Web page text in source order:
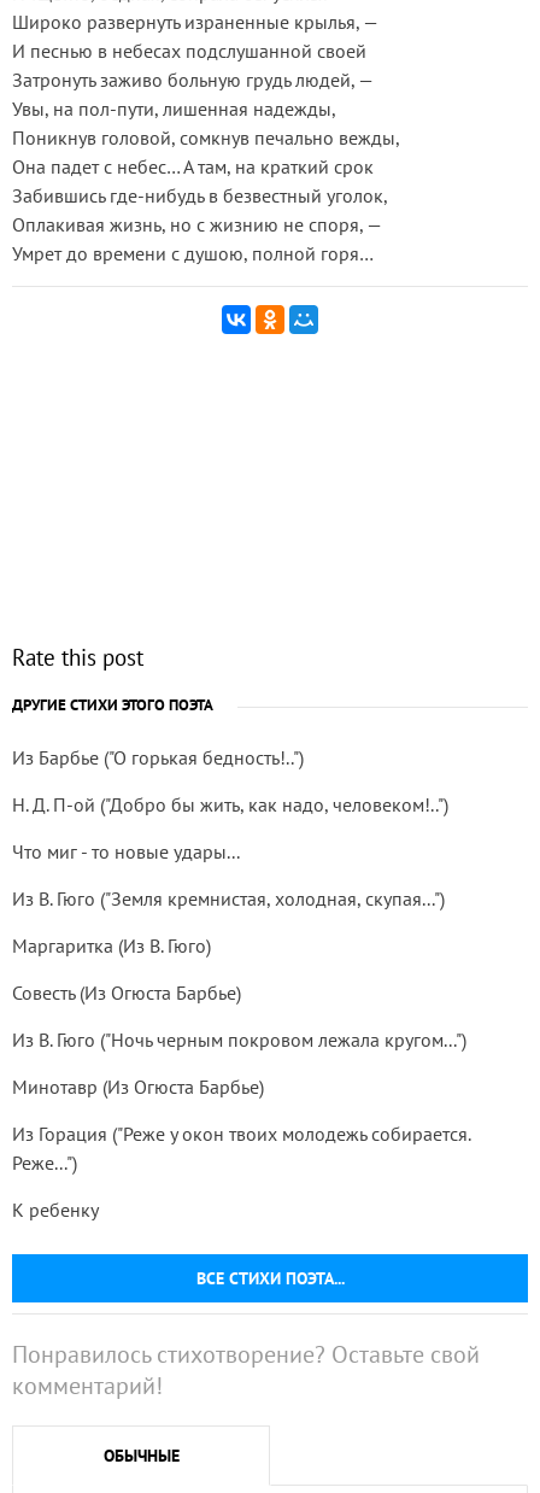
Широко развернуть израненные крылья, —
И песнью в небесах подслушанной своей
Затронуть заживо больную грудь людей, —
Увы, на пол-пути, лишенная надежды,
Поникнув головой, сомкнув печально вежды,
Она падет с небес… А там, на краткий срок
Забившись где-нибудь в безвестный уголок,
Оплакивая жизнь, но с жизнию не споря, —
Умрет до времени с душою, полной горя…
Rate this post
ДРУГИЕ СТИХИ ЭТОГО ПОЭТА
ВСЕ СТИХИ ПОЭТА...
Из Барбье ("О горькая бедность!..")
Н. Д. П-ой ("Добро бы жить, как надо, человеком!..")
Что миг - то новые удары...
Из В. Гюго ("Земля кремнистая, холодная, скупая...")
Маргаритка (Из В. Гюго)
Совесть (Из Огюста Барбье)
Из В. Гюго ("Ночь черным покровом лежала кругом...")
Минотавр (Из Огюста Барбье)
Из Горация ("Реже у окон твоих молодежь собирается.
Реже...")
К ребенку
Понравилось стихотворение? Оставьте свой
комментарий!
ОБЫЧНЫЕ